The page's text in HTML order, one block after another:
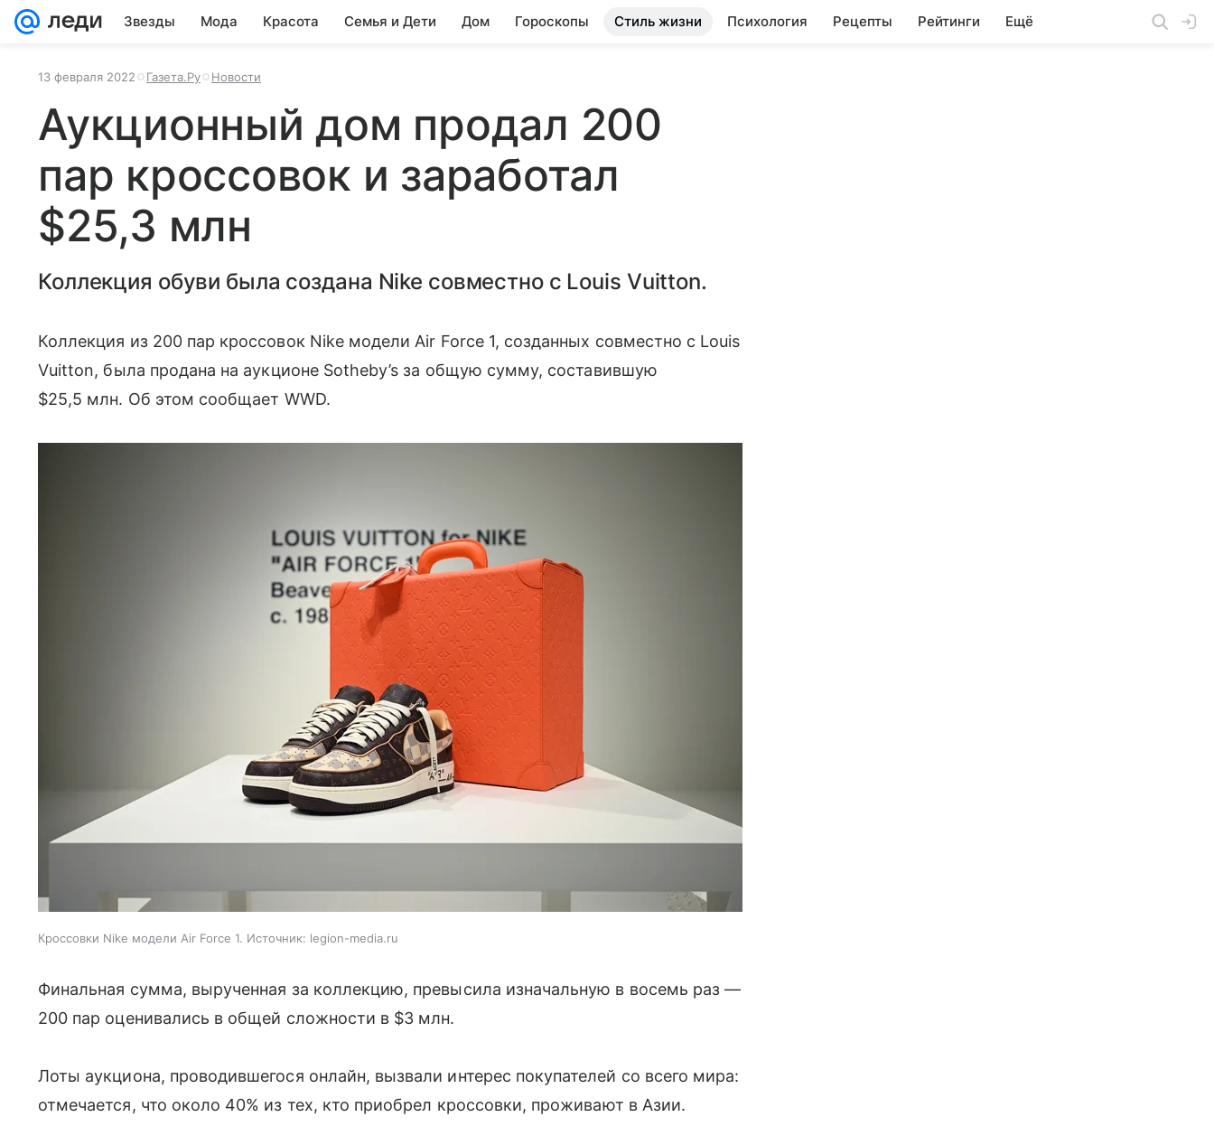
Звезды Мода Красота Семья и Дети Дом Гороскопы Стиль жизни Психология Рецепты Рейтинги Ещё
13 февраля 2022 Газета.Ру Новости
Аукционный дом продал 200
пар кроссовок и заработал
$25,3 млн
Коллекция обуви была создана Nike совместно с Louis Vuitton.
Коллекция из 200 пар кроссовок Nike модели Air Force 1, созданных совместно с Louis
Vuitton, была продана на аукционе Sotheby’s за общую сумму, составившую
$25,5 млн. Об этом сообщает WWD.
Кроссовки Nike модели Air Force 1. Источник: legion-media.ru
Финальная сумма, вырученная за коллекцию, превысила изначальную в восемь раз —
200 пар оценивались в общей сложности в $3 млн.
Лоты аукциона, проводившегося онлайн, вызвали интерес покупателей со всего мира:
отмечается, что около 40% из тех, кто приобрел кроссовки, проживают в Азии.